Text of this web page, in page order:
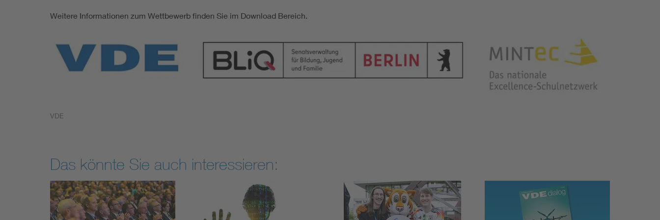
Weitere Informationen zum Wettbewerb finden Sie im Download Bereich.
VDE
Das könnte Sie auch interessieren: